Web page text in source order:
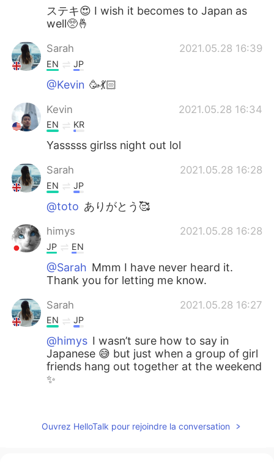
ステキ😍 I wish it becomes to Japan as
well🥺🤞
Sarah 2021.05.28 16:39
EN JP
@Kevin 🥳💃🏻
Kevin 2021.05.28 16:34
EN KR
Yasssss girlss night out lol
Sarah 2021.05.28 16:28
EN JP
@toto ありがとう🥰
himys 2021.05.28 16:28
JP EN
@Sarah Mmm I have never heard it.
Thank you for letting me know.
Sarah 2021.05.28 16:27
EN JP
@himys I wasn’t sure how to say in
Japanese 😅 but just when a group of girl
friends hang out together at the weekend
✨
Ouvrez HelloTalk pour rejoindre la conversation